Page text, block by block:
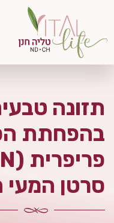
תזונה
בהפחתת
סרטן המעי